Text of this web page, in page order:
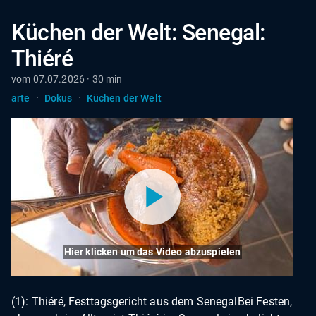
Küchen der Welt: Senegal:
Thiéré
vom 07.07.2026 · 30 min
arte
· Dokus · Küchen der Welt
Hier klicken um das Video abzuspielen
(1): Thiéré, Festtagsgericht aus dem SenegalBei Festen,